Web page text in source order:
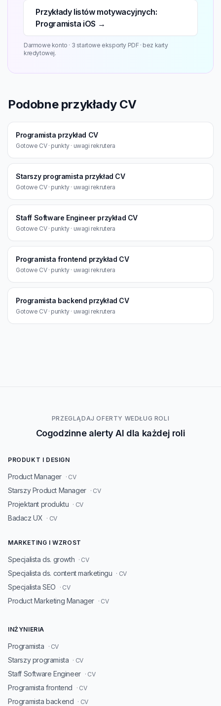
Przykłady listów motywacyjnych:
Programista iOS →
Darmowe konto · 3 startowe eksporty PDF · bez karty
kredytowej.
Podobne przykłady CV
Programista przykład CV
Gotowe CV · punkty · uwagi rekrutera
Starszy programista przykład CV
Gotowe CV · punkty · uwagi rekrutera
Staff Software Engineer przykład CV
Gotowe CV · punkty · uwagi rekrutera
Programista frontend przykład CV
Gotowe CV · punkty · uwagi rekrutera
Programista backend przykład CV
Gotowe CV · punkty · uwagi rekrutera
PRZEGLĄDAJ OFERTY WEDŁUG ROLI
Cogodzinne alerty AI dla każdej roli
PRODUKT I DESIGN
Product Manager · CV
Starszy Product Manager · CV
Projektant produktu · CV
Badacz UX · CV
MARKETING I WZROST
Specjalista ds. growth · CV
Specjalista ds. content marketingu · CV
Specjalista SEO · CV
Product Marketing Manager · CV
INŻYNIERIA
Programista · CV
Starszy programista · CV
Staff Software Engineer · CV
Programista frontend · CV
Programista backend · CV